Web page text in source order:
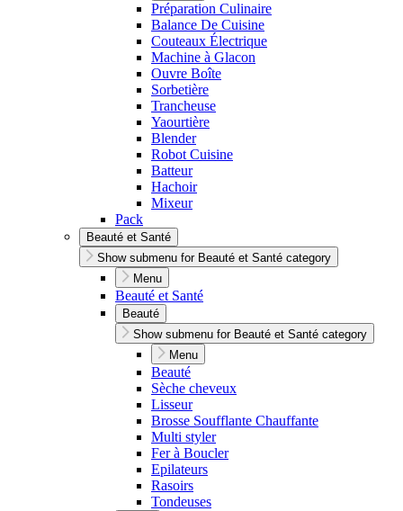
Préparation Culinaire
Balance De Cuisine
Couteaux Électrique
Machine à Glacon
Ouvre Boîte
Sorbetière
Trancheuse
Yaourtière
Blender
Robot Cuisine
Batteur
Hachoir
Mixeur
Pack
Beauté et Santé
Show submenu for Beauté et Santé category
Menu
Beauté et Santé
Beauté
Show submenu for Beauté et Santé category
Menu
Beauté
Sèche cheveux
Lisseur
Brosse Soufflante Chauffante
Multi styler
Fer à Boucler
Epilateurs
Rasoirs
Tondeuses